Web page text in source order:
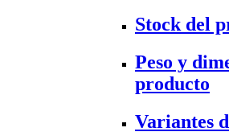
Stock del
Peso y
producto
Variantes